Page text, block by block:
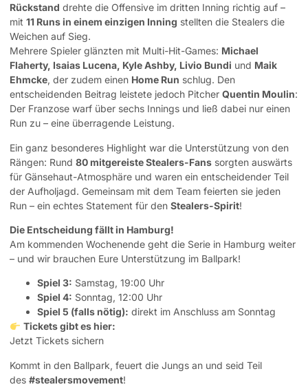
Rückstand drehte die Offensive im dritten Inning richtig auf –
mit 11 Runs in einem einzigen Inning stellten die Stealers die
Weichen auf Sieg.
Mehrere Spieler glänzten mit Multi-Hit-Games: Michael
Flaherty, Isaias Lucena, Kyle Ashby, Livio Bundi und Maik
Ehmcke, der zudem einen Home Run schlug. Den
entscheidenden Beitrag leistete jedoch Pitcher Quentin Moulin:
Der Franzose warf über sechs Innings und ließ dabei nur einen
Run zu – eine überragende Leistung.
Ein ganz besonderes Highlight war die Unterstützung von den
Rängen: Rund 80 mitgereiste Stealers-Fans sorgten auswärts
für Gänsehaut-Atmosphäre und waren ein entscheidender Teil
der Aufholjagd. Gemeinsam mit dem Team feierten sie jeden
Run – ein echtes Statement für den Stealers-Spirit!
Die Entscheidung fällt in Hamburg!
Am kommenden Wochenende geht die Serie in Hamburg weiter
– und wir brauchen Eure Unterstützung im Ballpark!
Spiel 3: Samstag, 19:00 Uhr
Spiel 4: Sonntag, 12:00 Uhr
Spiel 5 (falls nötig): direkt im Anschluss am Sonntag
Tickets gibt es hier:
Jetzt Tickets sichern
Kommt in den Ballpark, feuert die Jungs an und seid Teil
des #stealersmovement!